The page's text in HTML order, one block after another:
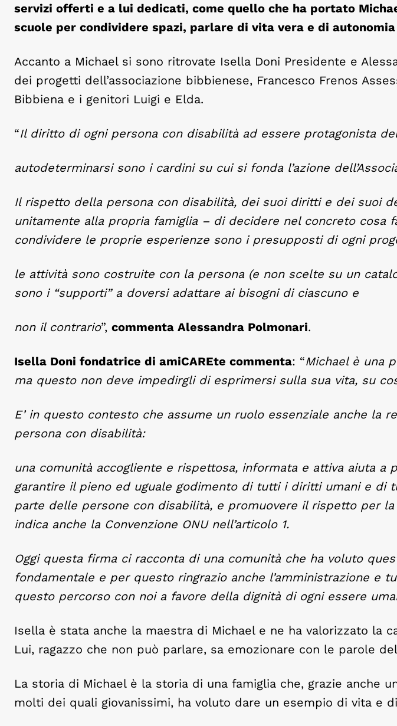
servizi offerti e a lui dedicati, come quello che ha portato
scuole per condividere spazi, parlare di vita vera e di
Accanto a Michael si sono ritrovate Isella Doni Presidente e
dei progetti dell’associazione bibbienese, Francesco Frenos
Bibbiena e i genitori Luigi e Elda.
“Il diritto di ogni persona con disabilità ad essere protagonista
autodeterminarsi sono i cardini su cui si fonda l’azione
Il rispetto della persona con disabilità, dei suoi diritti e dei suoi
unitamente alla propria famiglia – di decidere nel concreto cosa
condividere le proprie esperienze sono i presupposti di ogni
le attività sono costruite con la persona (e non scelte su un
sono i “supporti” a doversi adattare ai bisogni di ciascuno e
non il contrario”, commenta Alessandra Polmonari.
Isella Doni fondatrice di amiCAREte commenta: “Michael è una
ma questo non deve impedirgli di esprimersi sulla sua vita, su
E’ in questo contesto che assume un ruolo essenziale anche la
persona con disabilità:
una comunità accogliente e rispettosa, informata e attiva aiuta a
garantire il pieno ed uguale godimento di tutti i diritti umani e di
parte delle persone con disabilità, e promuovere il rispetto per
indica anche la Convenzione ONU nell’articolo 1.
Oggi questa firma ci racconta di una comunità che ha voluto
fondamentale e per questo ringrazio anche l’amministrazione e
questo percorso con noi a favore della dignità di ogni essere
Isella è stata anche la maestra di Michael e ne ha valorizzato la
Lui, ragazzo che non può parlare, sa emozionare con le parole
La storia di Michael è la storia di una famiglia che, grazie anche
molti dei quali giovanissimi, ha voluto dare un esempio di vita e